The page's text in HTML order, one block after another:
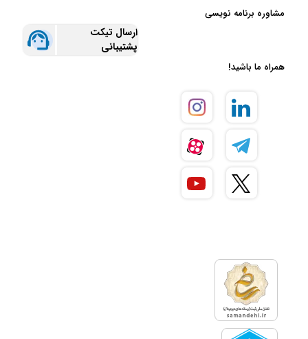
مشاوره برنامه نویسی
ارسال تیکت
پشتیبانی
همراه ما باشید!